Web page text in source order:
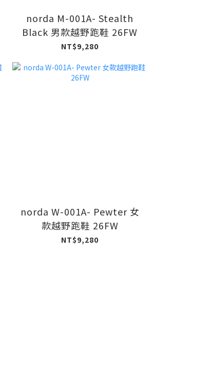
norda M-001A- Stealth
Black 男款越野跑鞋 26FW
NT$9,280
norda W-001A- Pewter 女
款越野跑鞋 26FW
NT$9,280